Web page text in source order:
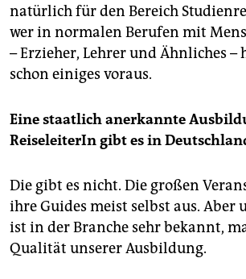
natürlich für den Bereich
wer in normalen Berufen mit
– Erzieher, Lehrer und Ähnliches –
schon einiges voraus.
Eine staatlich anerkannte
ReiseleiterIn gibt es in
Die gibt es nicht. Die großen
ihre Guides meist selbst aus. Aber
ist in der Branche sehr ­bekannt,
Qualität unserer Ausbildung.